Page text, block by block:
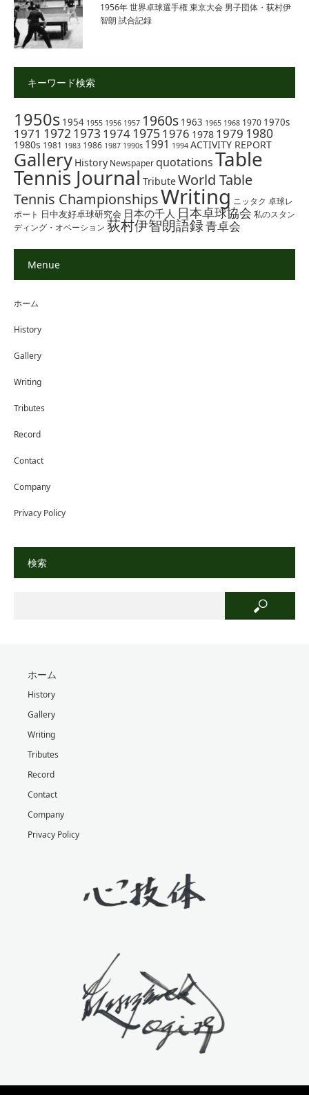
1956年 世界卓球選手権 東京大会 男子団体・荻村伊
智朗 試合記録
キーワード検索
1950s 1954 1955 1956 1957 1960s 1963 1965 1968 1970 1970s
1971 1972 1973 197419751976 1978 1979 1980
1980s 1981 1983 1986 1987 1990s 1991 1994 ACTIVITY REPORT
Gallery History Newspaper quotationsTable
Tennis Journal TributeWorld Table
Tennis ChampionshipsWriting ニッタク 卓球レ
ポート 日中友好卓球研究会 日本の千人 日本卓球協会 私のスタン
ディング・オベーション 荻村伊智朗語録青卓会
Menue
ホーム
History
Gallery
Writing
Tributes
Record
Contact
Company
Privacy Policy
検索
ホーム
History
Gallery
Writing
Tributes
Record
Contact
Company
Privacy Policy